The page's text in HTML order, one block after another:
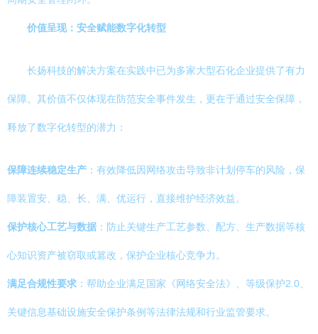
价值呈现：安全赋能数字化转型
长扬科技的解决方案在实践中已为多家大型石化企业提供了有力
保障。其价值不仅体现在防范安全事件发生，更在于通过安全保障，
释放了数字化转型的潜力：
保障连续稳定生产 ：有效降低因网络攻击导致非计划停车的风险，保
障装置安、稳、长、满、优运行，直接维护经济效益。
保护核心工艺与数据 ：防止关键生产工艺参数、配方、生产数据等核
心知识资产被窃取或篡改，保护企业核心竞争力。
满足合规性要求 ：帮助企业满足国家《网络安全法》、等级保护2.0、
关键信息基础设施安全保护条例等法律法规和行业监管要求。